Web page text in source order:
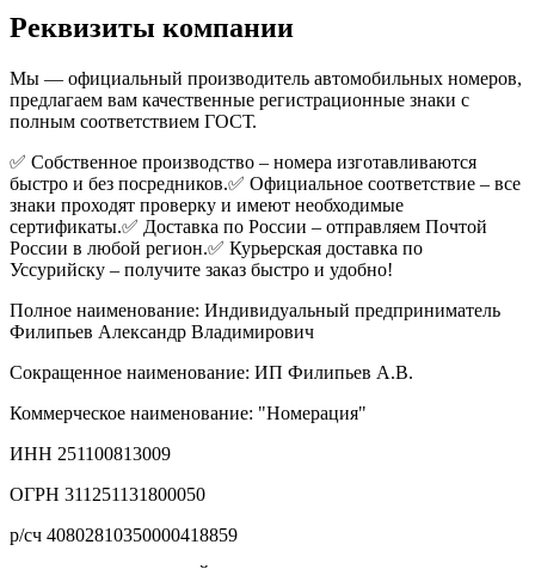
Реквизиты компании
Мы — официальный производитель автомобильных номеров,
предлагаем вам качественные регистрационные знаки с
полным соответствием ГОСТ.
✅ Собственное производство – номера изготавливаются
быстро и без посредников.✅ Официальное соответствие – все
знаки проходят проверку и имеют необходимые
сертификаты.✅ Доставка по России – отправляем Почтой
России в любой регион.✅ Курьерская доставка по
Уссурийску – получите заказ быстро и удобно!
Полное наименование: Индивидуальный предприниматель
Филипьев Александр Владимирович
Сокращенное наименование: ИП Филипьев А.В.
Коммерческое наименование: "Номерация"
ИНН 251100813009
ОГРН 311251131800050
р/сч 40802810350000418859